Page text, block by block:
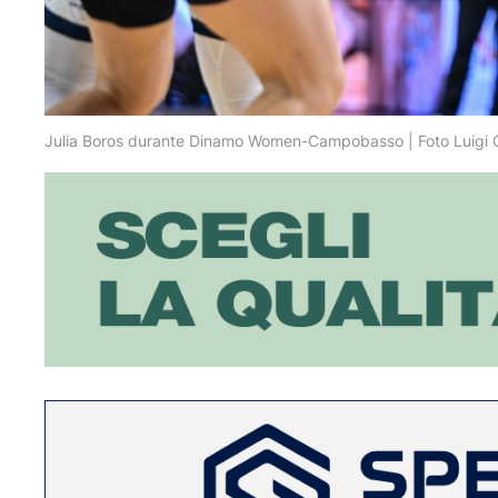
Julia Boros durante Dinamo Women-Campobasso | Foto Luigi